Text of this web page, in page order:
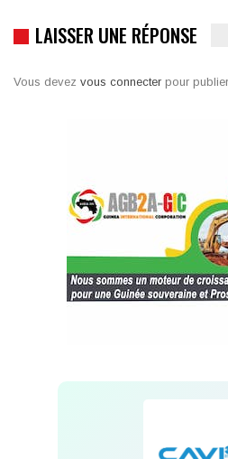
LAISSER UNE RÉPONSE
Vous devez vous connecter pour